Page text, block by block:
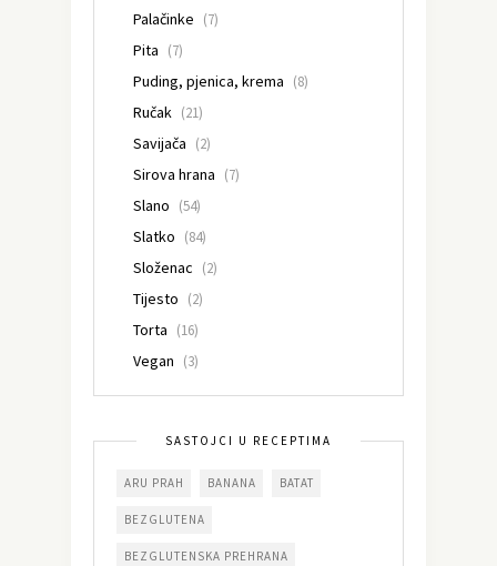
Palačinke (7)
Pita (7)
Puding, pjenica, krema (8)
Ručak (21)
Savijača (2)
Sirova hrana (7)
Slano (54)
Slatko (84)
Složenac (2)
Tijesto (2)
Torta (16)
Vegan (3)
SASTOJCI U RECEPTIMA
ARU PRAH BANANA BATAT
BEZGLUTENA
BEZGLUTENSKA PREHRANA